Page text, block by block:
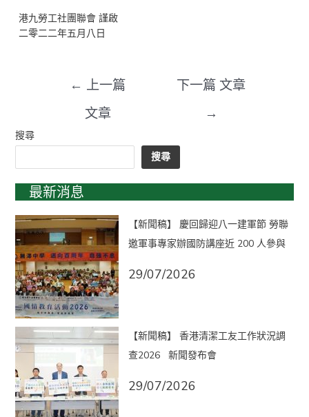
港九勞工社團聯會 謹啟
二零二二年五月八日
← 上一篇
文章
下一篇 文章
→
搜尋
搜尋
最新消息
【新聞稿】 慶回歸迎八一建軍節 勞聯
邀軍事專家辦國防講座近 200 人參與
29/07/2026
【新聞稿】 香港清潔工友工作狀況調
查2026 新聞發布會
29/07/2026